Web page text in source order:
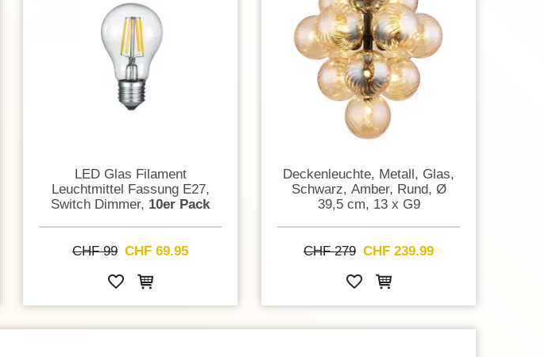
LED Glas Filament
Leuchtmittel Fassung E27,
Switch Dimmer, 10er Pack
CHF 99 CHF 69.95
Deckenleuchte, Metall, Glas,
Schwarz, Amber, Rund, Ø
39,5 cm, 13 x G9
CHF 279 CHF 239.99